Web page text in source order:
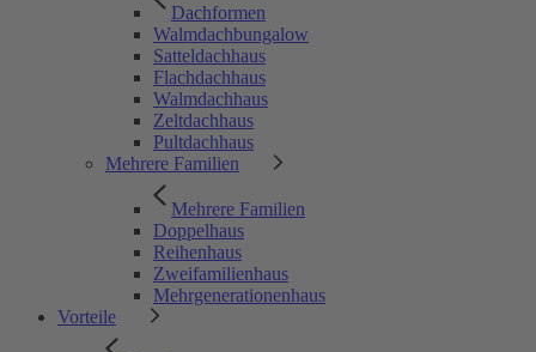
Dachformen
Walmdachbungalow
Satteldachhaus
Flachdachhaus
Walmdachhaus
Zeltdachhaus
Pultdachhaus
Mehrere Familien
Mehrere Familien
Doppelhaus
Reihenhaus
Zweifamilienhaus
Mehrgenerationenhaus
Vorteile